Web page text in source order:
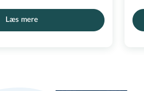
Læs mere